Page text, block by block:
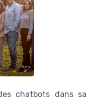
chatbots dans sa